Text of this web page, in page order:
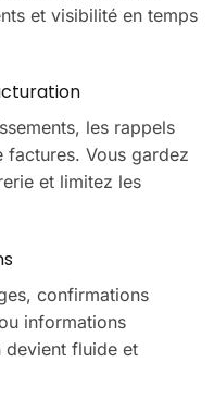
et visibilité en temps
les rappels
factures. Vous gardez
et limitez les
confirmations
informations
devient fluide et